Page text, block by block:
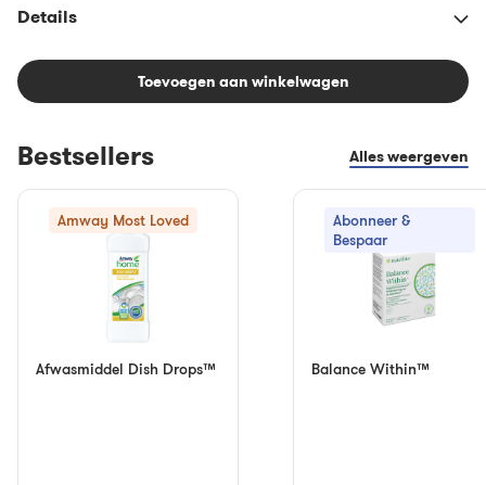
Details
Toevoegen aan winkelwagen
Bestsellers Alles weergeven
Amway Most Loved
Afwasmiddel Dish Drops™
Abonneer &
Bespaar
Balance Within™